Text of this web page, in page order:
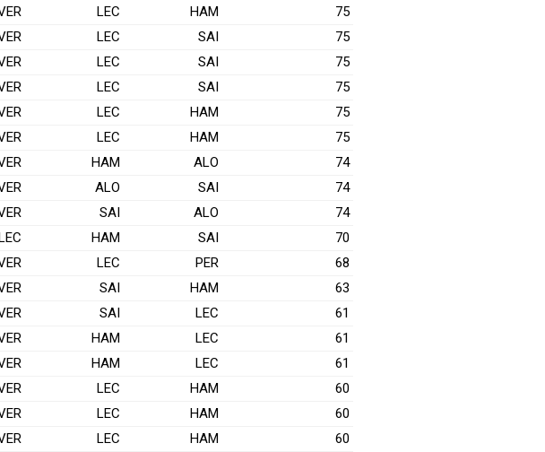
LEC HAM
75
LEC SAI
75
LEC SAI
75
LEC SAI
75
LEC HAM
75
LEC HAM
75
HAM ALO
74
ALO SAI
74
SAI ALO
74
HAM SAI
70
LEC PER
68
SAI HAM
63
SAI LEC
61
HAM LEC
61
HAM LEC
61
LEC HAM
60
LEC HAM
60
LEC HAM
60